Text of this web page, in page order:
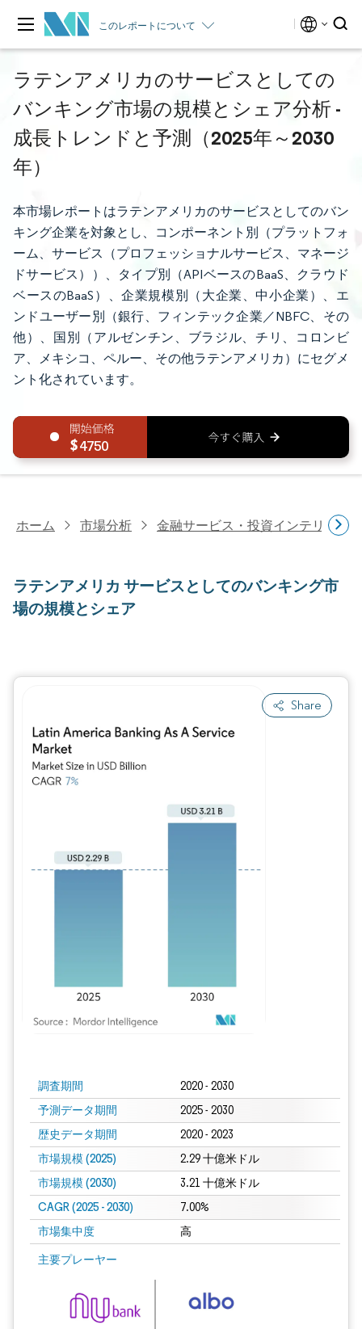
このレポートについて
ラテンアメリカのサービスとしての
バンキング市場の規模とシェア分析 -
成長トレンドと予測（2025年～2030
年）
本市場レポートはラテンアメリカのサービスとしてのバン
キング企業を対象とし、コンポーネント別（プラットフォ
ーム、サービス（プロフェッショナルサービス、マネージ
ドサービス））、タイプ別（APIベースのBaaS、クラウド
ベースのBaaS）、企業規模別（大企業、中小企業）、エ
ンドユーザー別（銀行、フィンテック企業／NBFC、その
他）、国別（アルゼンチン、ブラジル、チリ、コロンビ
ア、メキシコ、ペルー、その他ラテンアメリカ）にセグメ
ント化されています。
4750
ホーム 市場分析 金融サービス・投資インテリジェ
ラテンアメリカ サービスとしてのバンキング市
場の規模とシェア
Share
調査期間 2020 - 2030
予測データ期間 2025 - 2030
歴史データ期間 2020 - 2023
市場規模 (2025) 2.29 十億米ドル
市場規模 (2030) 3.21 十億米ドル
CAGR (2025 - 2030) 7.00%
市場集中度 高
主要プレーヤー